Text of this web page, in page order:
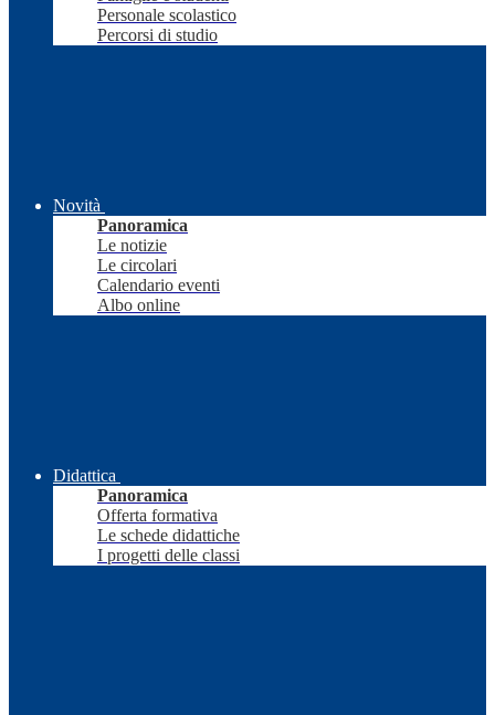
Personale scolastico
Percorsi di studio
Novità
Panoramica
Le notizie
Le circolari
Calendario eventi
Albo online
Didattica
Panoramica
Offerta formativa
Le schede didattiche
I progetti delle classi